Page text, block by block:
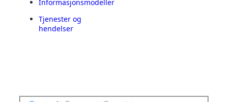
Informasjonsmodeller
Tjenester og
hendelser